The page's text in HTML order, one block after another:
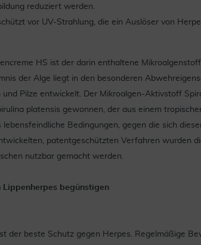
reduziert werden.
vor UV-Strahlung, die ein Auslöser von
HS ist der darin enthaltene
der Alge liegt in den besonderen
und Pilze entwickelt. Der Mikroalgen-Aktivstoff
platensis gewonnen, der aus einem
Bedingungen, gegen die sich
patentgeschützten Verfahren wurden
nutzbar gemacht werden.
Lippenherpes begünstigen
der beste Schutz gegen Herpes. Regelmäßige